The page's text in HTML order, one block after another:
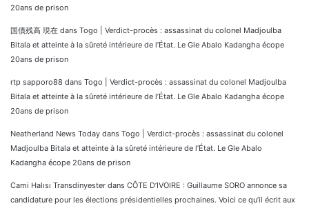
20ans de prison
国債残高 現在 dans Togo | Verdict-procès : assassinat du colonel Madjoulba
Bitala et atteinte à la sûreté intérieure de l’État. Le Gle Abalo Kadangha écope
20ans de prison
rtp sapporo88 dans Togo | Verdict-procès : assassinat du colonel Madjoulba
Bitala et atteinte à la sûreté intérieure de l’État. Le Gle Abalo Kadangha écope
20ans de prison
Neatherland News Today dans Togo | Verdict-procès : assassinat du colonel
Madjoulba Bitala et atteinte à la sûreté intérieure de l’État. Le Gle Abalo
Kadangha écope 20ans de prison
Cami Halısı Transdinyester dans CÔTE D’IVOIRE : Guillaume SORO annonce sa
candidature pour les élections présidentielles prochaines. Voici ce qu’il écrit aux